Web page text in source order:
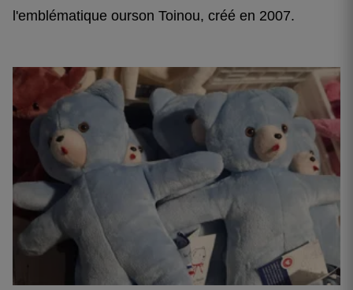
l'emblématique ourson Toinou, créé en 2007.